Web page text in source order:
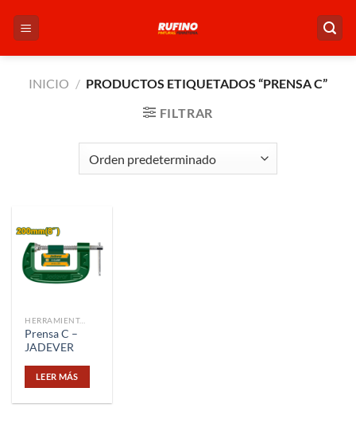
INICIO / PRODUCTOS ETIQUETADOS “PRENSA C”
FILTRAR
HERRAMIENTAS
Prensa C –
JADEVER
LEER MÁS